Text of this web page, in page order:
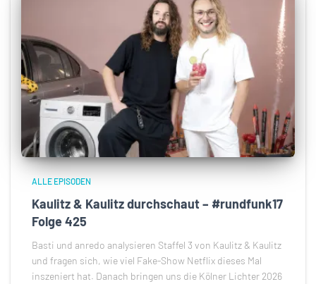
ALLE EPISODEN
Kaulitz & Kaulitz durchschaut – #rundfunk17
Folge 425
Basti und anredo analysieren Staffel 3 von Kaulitz & Kaulitz
und fragen sich, wie viel Fake-Show Netflix dieses Mal
inszeniert hat. Danach bringen uns die Kölner Lichter 2026